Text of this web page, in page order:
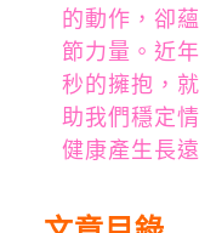
的動作，卻
節力量。近
秒的擁抱，
助我們穩定
健康產生長